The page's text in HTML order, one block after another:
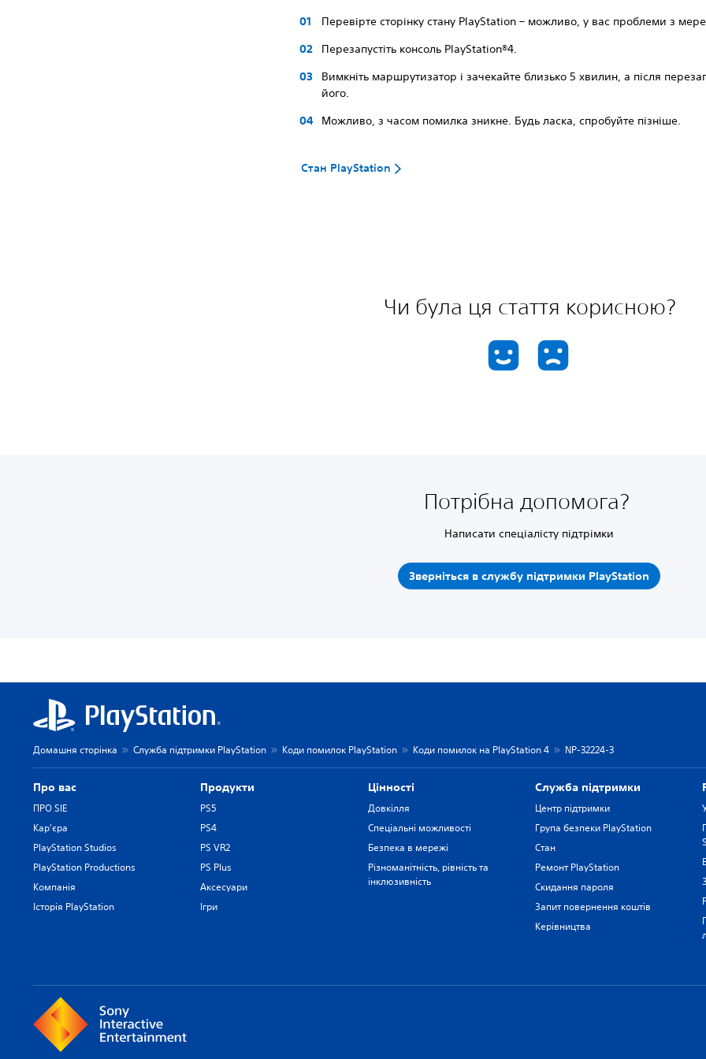
Перевірте сторінку стану PlayStation – можливо, у вас проблеми з
Перезапустіть консоль PlayStation®4.
Вимкніть маршрутизатор і зачекайте близько 5 хвилин, а після
його.
Можливо, з часом помилка зникне. Будь ласка, спробуйте пізніше.
Стан PlayStation
Чи була ця стаття корисною?
Потрібна допомога?
Написати спеціалісту підтрімки
Зверніться в службу підтримки PlayStation
Домашня сторінка Служба підтримки PlayStation Коди помилок PlayStation Коди помилок на PlayStation 4 NP-32224-3
Про вас
ПРО SIE
Кар'єра
PlayStation Studios
PlayStation Productions
Компанія
Історія PlayStation
Продукти
PS5
PS4
PS VR2
PS Plus
Аксесуари
Ігри
Цiнностi
Довкілля
Спеціальні можливості
Безпека в мережі
Різноманітність, рівність та
інклюзивність
Служба підтримки
Центр підтримки
Група безпеки PlayStation
Стан
Ремонт PlayStation
Скидання пароля
Запит повернення коштів
Керівництва